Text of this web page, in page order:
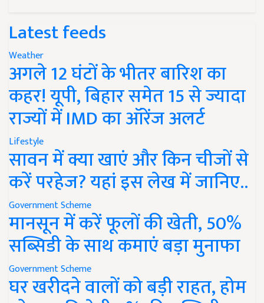
Latest feeds
Weather
अगले 12 घंटों के भीतर बारिश का
कहर! यूपी, बिहार समेत 15 से ज्यादा
राज्यों में IMD का ऑरेंज अलर्ट
Lifestyle
सावन में क्या खाएं और किन चीजों से
करें परहेज? यहां इस लेख में जानिए..
Government Scheme
मानसून में करें फूलों की खेती, 50%
सब्सिडी के साथ कमाएं बड़ा मुनाफा
Government Scheme
घर खरीदने वालों को बड़ी राहत, होम